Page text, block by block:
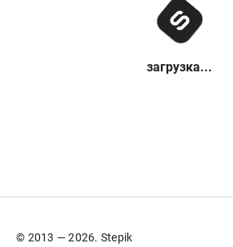
загрузка...
© 2013 — 2026. Stepik